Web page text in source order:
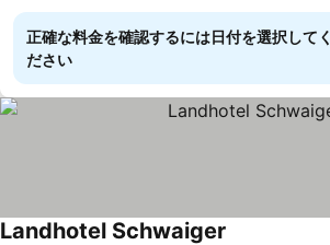
正確な料金を確認するには日付を選択してく
ださい
Landhotel Schwaiger